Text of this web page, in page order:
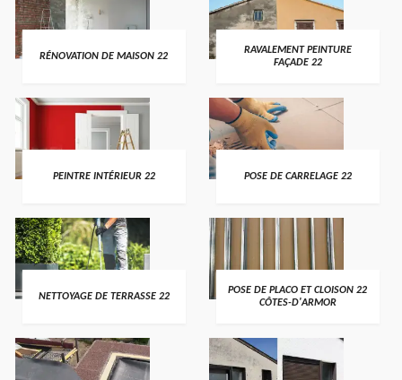
RÉNOVATION DE MAISON 22
RAVALEMENT PEINTURE
FAÇADE 22
PEINTRE INTÉRIEUR 22 POSE DE CARRELAGE 22
NETTOYAGE DE TERRASSE 22
POSE DE PLACO ET CLOISON 22
CÔTES-D'ARMOR